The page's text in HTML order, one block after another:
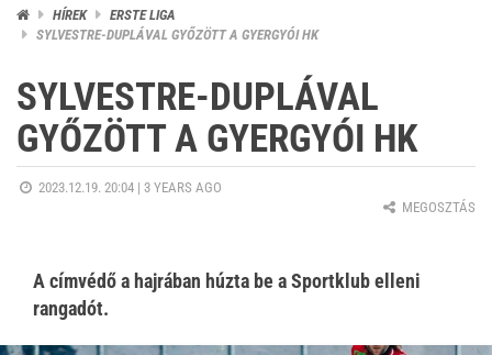
HÍREK
ERSTE LIGA
SYLVESTRE-DUPLÁVAL GYŐZÖTT A GYERGYÓI HK
SYLVESTRE-DUPLÁVAL
GYŐZÖTT A GYERGYÓI HK
2023.12.19. 20:04 | 3 YEARS AGO
MEGOSZTÁS
A címvédő a hajrában húzta be a Sportklub elleni
rangadót.